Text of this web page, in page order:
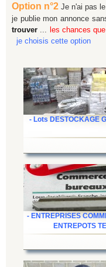
Option n°2 Je n'ai pas
je publie mon annonce
trouver ... les chances
je choisis cette option
- Lots DESTOCKAGE
- ENTREPRISES
ENTREPOTS